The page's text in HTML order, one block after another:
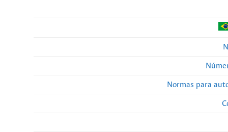
Normas para